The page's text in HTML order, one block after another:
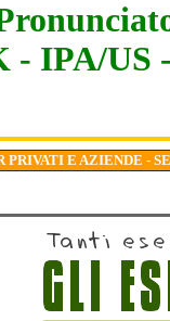
- IPA/US
PRIVATI E AZIENDE -